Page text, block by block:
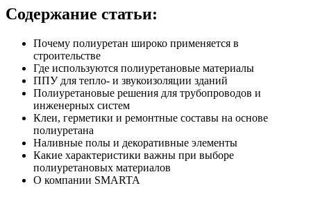
Содержание статьи:
Почему полиуретан широко применяется в
строительстве
Где используются полиуретановые материалы
ППУ для тепло- и звукоизоляции зданий
Полиуретановые решения для трубопроводов и
инженерных систем
Клеи, герметики и ремонтные составы на основе
полиуретана
Наливные полы и декоративные элементы
Какие характеристики важны при выборе
полиуретановых материалов
О компании SMARTA